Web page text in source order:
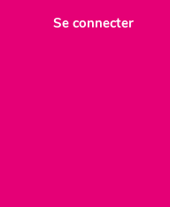
Se connecter